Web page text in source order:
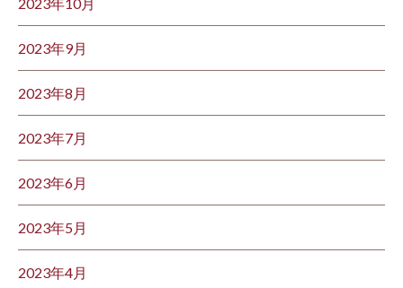
2023年9月
2023年8月
2023年7月
2023年6月
2023年5月
2023年4月